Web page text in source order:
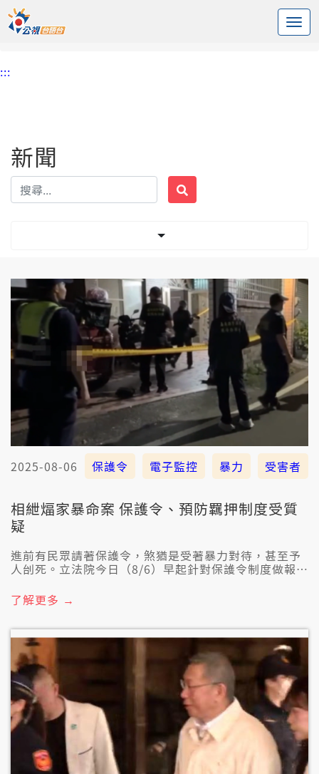
中央內容區塊
頭頁
:::
新聞
2025-08-06 保護令 電子監控 暴力 受害者
相紲煏家暴命案 保護令、預防羈押制度受質
疑
進前有民眾請著保護令，煞猶是受著暴力對待，甚至予
人刣死。立法院今日（8/6）早起針對保護令制度做報
全。針對立委的建議，警政署、法務部佮衛福部攏支
持，衛福部長邱泰源也承諾講，會佇一個月內迒部會開
了解更多 →